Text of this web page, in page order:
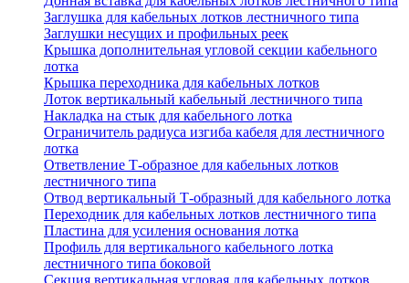
Заглушка для кабельных лотков лестничного типа
Заглушки несущих и профильных реек
Крышка дополнительная угловой секции кабельного
лотка
Крышка переходника для кабельных лотков
Лоток вертикальный кабельный лестничного типа
Накладка на стык для кабельного лотка
Ограничитель радиуса изгиба кабеля для лестничного
лотка
Ответвление Т-образное для кабельных лотков
лестничного типа
Отвод вертикальный Т-образный для кабельного лотка
Переходник для кабельных лотков лестничного типа
Пластина для усиления основания лотка
Профиль для вертикального кабельного лотка
лестничного типа боковой
Секция вертикальная угловая для кабельных лотков